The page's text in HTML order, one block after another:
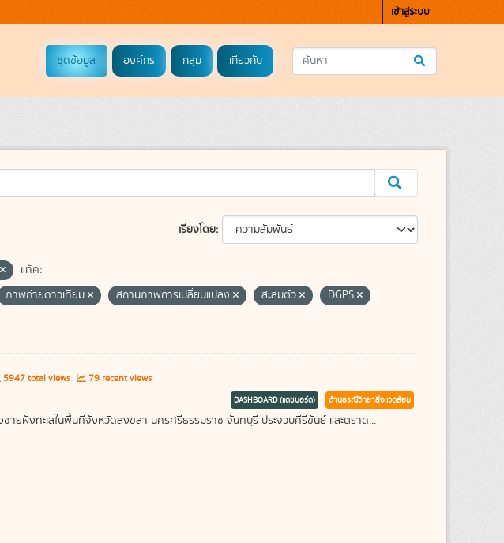
เข้าสู่ระบบ
ชุดข้อมูล องค์กร กลุ่ม เกี่ยวกับ
เรียงโดย
แท็ค:
ภาพถ่ายดาวเทียม สถานภาพการเปลี่ยนแปลง สะสมตัว
DGPS
5947 total views 79 recent views
DASHBOARD (แดชบอร์ด) ด้านธรณีวิทยาสิ่งแวดล้อม
ยฝั่งทะเลในพื้นที่จังหวัดสงขลา นครศรีธรรมราช จันทบุรี ประจวบคีรีขันธ์ และตราด...